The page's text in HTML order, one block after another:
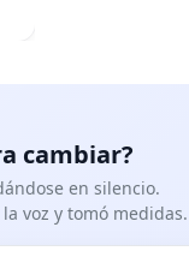
cambiar?
en silencio.
voz y tomó